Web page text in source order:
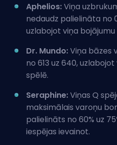
Aphelios:Viņa
nedaudz palielināta no
uzlabojot viņa bojājumu
Dr. Mundo:Viņa bāzes
no 613 uz 640,
spēlē.
Seraphine:Viņas Q
maksimālais varoņu
palielināts no 60% uz
iespējas ievainot.